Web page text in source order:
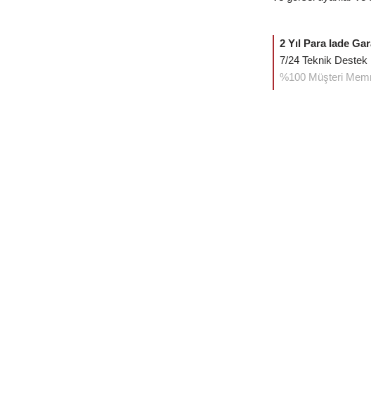
2 Yıl Para Iade
7/24 Teknik Destek
%100 Müşteri